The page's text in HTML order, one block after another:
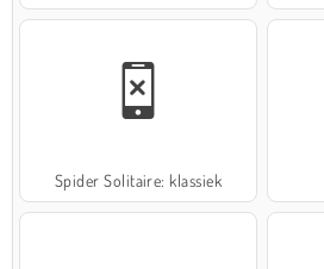
Spider Solitaire: klassiek